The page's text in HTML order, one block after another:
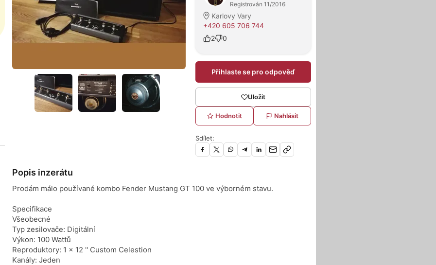
Registrován 11/2016
Karlovy Vary
+420 605 706 744
2
0
Přihlaste se pro odpověď
Uložit
Hodnotit Nahlásit
Sdílet:
Popis inzerátu
Prodám málo používané kombo Fender Mustang GT 100 ve výborném stavu.
Specifikace
Všeobecné
Typ zesilovače: Digitální
Výkon: 100 Wattů
Reproduktory: 1 x 12 '' Custom Celestion
Kanály: Jeden